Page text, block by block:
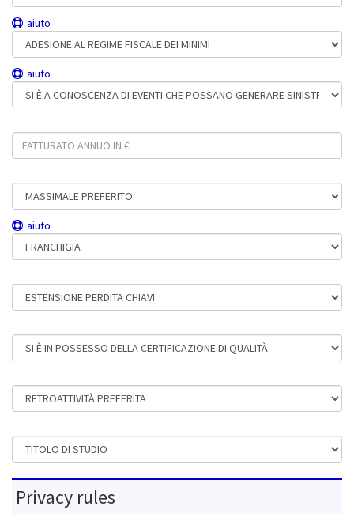
aiuto
aiuto
aiuto
Privacy rules